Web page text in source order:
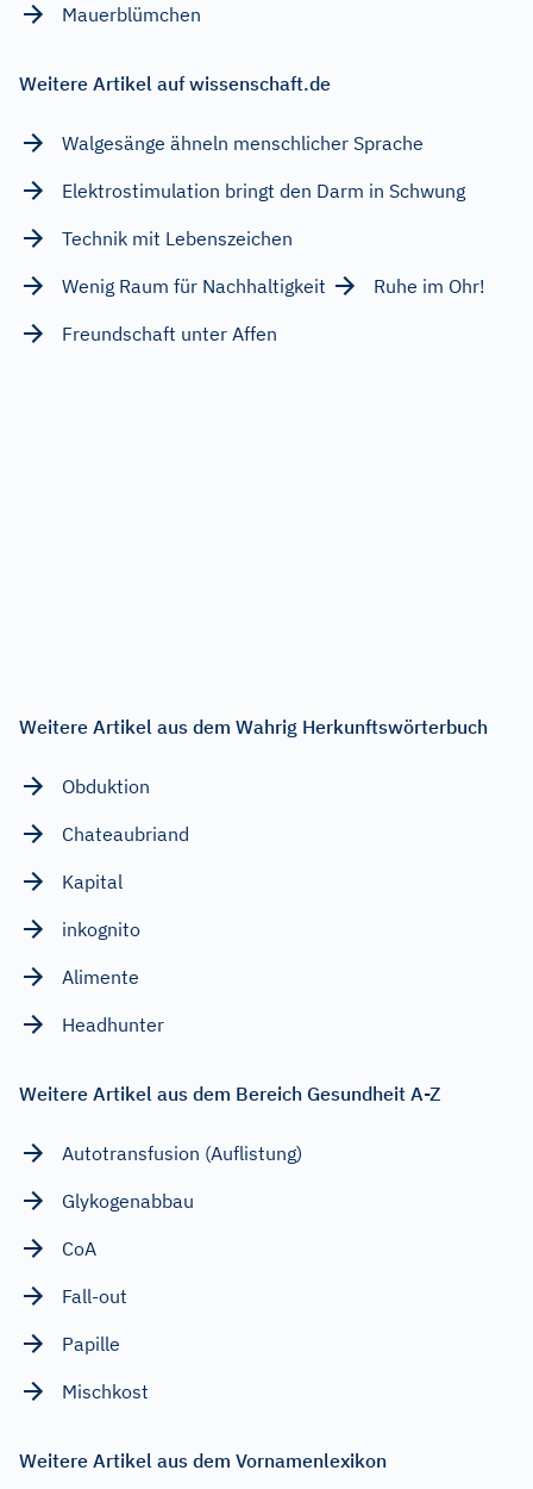
Mauerblümchen
Weitere Artikel auf wissenschaft.de
Walgesänge ähneln menschlicher Sprache
Elektrostimulation bringt den Darm in Schwung
Technik mit Lebenszeichen
Wenig Raum für Nachhaltigkeit
Ruhe im Ohr!
Freundschaft unter Affen
Weitere Artikel aus dem Wahrig Herkunftswörterbuch
Obduktion
Chateaubriand
Kapital
inkognito
Alimente
Headhunter
Weitere Artikel aus dem Bereich Gesundheit A-Z
Autotransfusion (Auflistung)
Glykogenabbau
CoA
Fall-out
Papille
Mischkost
Weitere Artikel aus dem Vornamenlexikon